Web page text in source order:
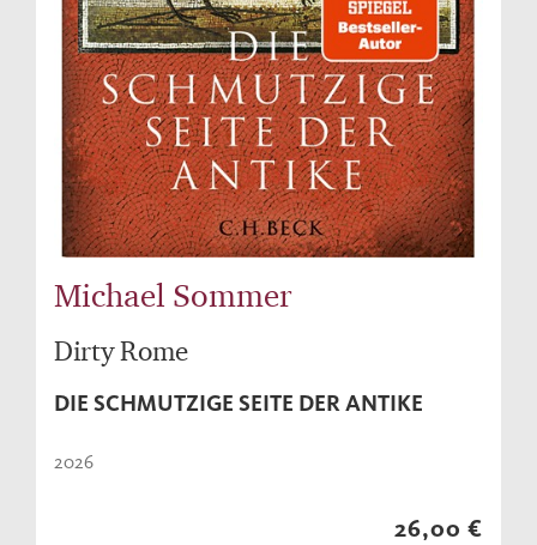
Michael Sommer
Dirty Rome
DIE SCHMUTZIGE SEITE DER ANTIKE
2026
26,00 €